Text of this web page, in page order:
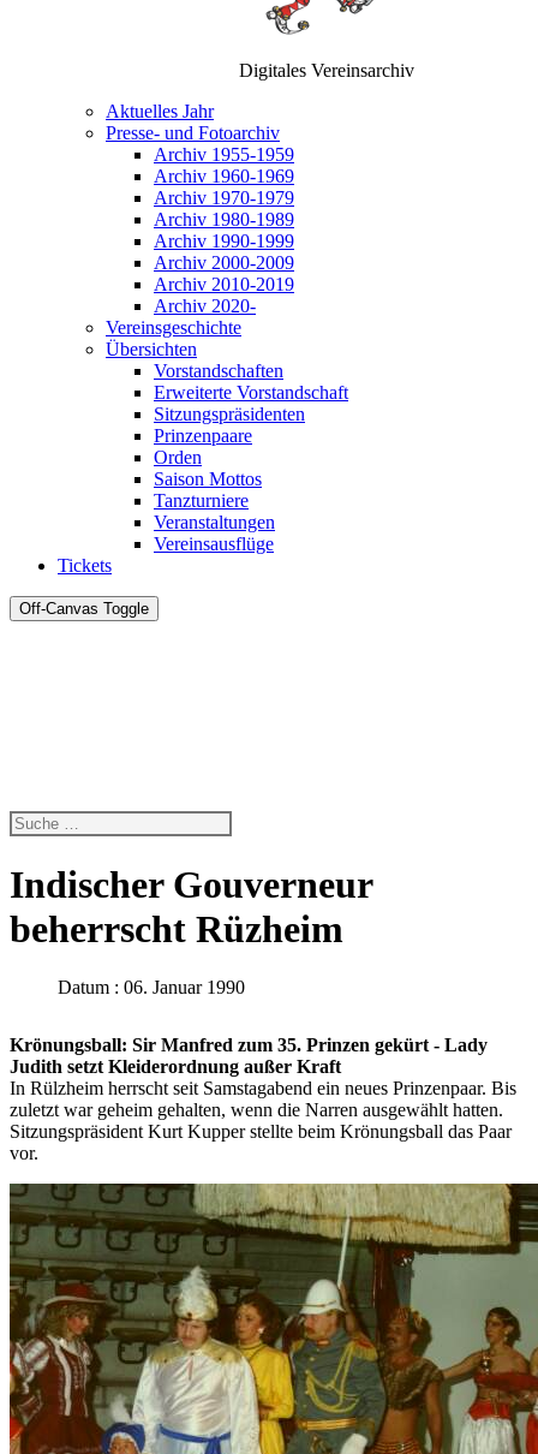
Digitales Vereinsarchiv
Aktuelles Jahr
Presse- und Fotoarchiv
Archiv 1955-1959
Archiv 1960-1969
Archiv 1970-1979
Archiv 1980-1989
Archiv 1990-1999
Archiv 2000-2009
Archiv 2010-2019
Archiv 2020-
Vereinsgeschichte
Übersichten
Vorstandschaften
Erweiterte Vorstandschaft
Sitzungspräsidenten
Prinzenpaare
Orden
Saison Mottos
Tanzturniere
Veranstaltungen
Vereinsausflüge
Tickets
Off-Canvas Toggle
Indischer Gouverneur
beherrscht Rüzheim
Datum : 06. Januar 1990
Krönungsball: Sir Manfred zum 35. Prinzen gekürt - Lady
Judith setzt Kleiderordnung außer Kraft
In Rülzheim herrscht seit Samstagabend ein neues Prinzenpaar. Bis
zuletzt war geheim gehalten, wenn die Narren ausgewählt hatten.
Sitzungspräsident Kurt Kupper stellte beim Krönungsball das Paar
vor.